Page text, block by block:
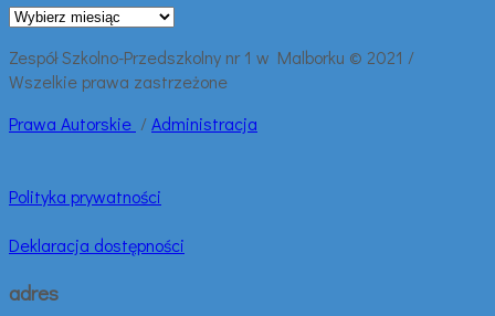
Archiwalne
Zespół Szkolno-Przedszkolny nr 1 w Malborku © 2021 /
Wszelkie prawa zastrzeżone
Prawa Autorskie /Administracja
Polityka prywatności
Deklaracja dostępności
adres